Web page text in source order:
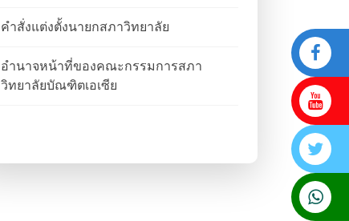
คำสั่งแต่งตั้งนายกสภาวิทยาลัย
อำนาจหน้าที่ของคณะกรรมการสภา
วิทยาลัยบัณฑิตเอเซีย